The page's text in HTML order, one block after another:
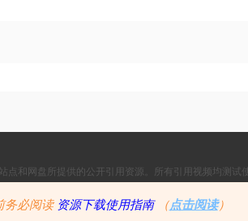
和网盘所提供的公开引用资源。所有引用视频均测试
Since 2024, Build with ♥ 萌番 - All rights reserved
务必阅读 资源下载使用指南 （点击阅读）